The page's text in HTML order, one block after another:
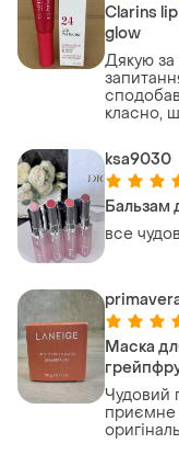
Clarins
glow
Дякую за
класно,
ksa9030
Бальзам
все
Маска
Чудовий
приємне